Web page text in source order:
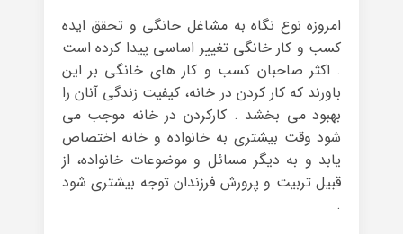
امروزه نوع نگاه به مشاغل خانگی و تحقق ایده
کسب و کار خانگی تغییر اساسی پیدا کرده است
. اکثر صاحبان کسب و کار های خانگی بر این
باورند که کار کردن در خانه، کیفیت زندگی آنان را
بهبود می بخشد . کارکردن در خانه موجب می
شود وقت بیشتری به خانواده و خانه اختصاص
یابد و به دیگر مسائل و موضوعات خانواده، از
قبیل تربیت و پرورش فرزندان توجه بیشتری شود
.